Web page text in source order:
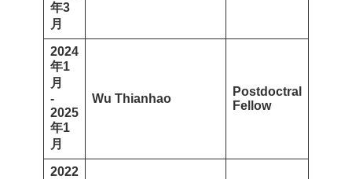
年3
月
2024
年1
月
-
2025
年1
月
Wu Thianhao
Postdoctral
Fellow
2022